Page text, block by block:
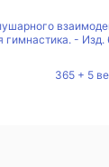
и вузов —
гимнастика. - Изд.
365 + 5